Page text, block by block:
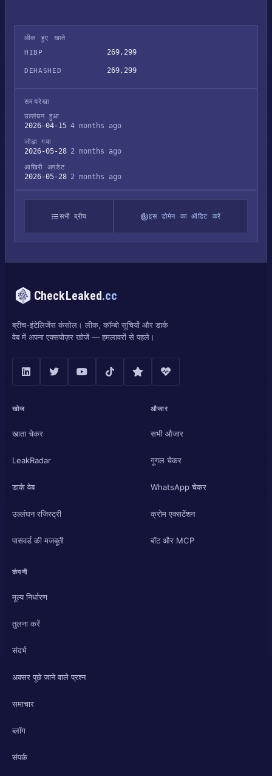
लीक हुए खाते
HIBP
269,299
DEHASHED 269,299
समयरेखा
उल्लंघन हुआ
2026-04-15 4 months ago
जोड़ा गया
2026-05-28 2 months ago
आखिरी अपडेट
2026-05-28 2 months ago
सभी ब्रीच इस डोमेन का ऑडिट करें
CheckLeaked.cc
ब्रीच-इंटेलिजेंस कंसोल। लीक, कॉम्बो सूचियों और डार्क
वेब में अपना एक्सपोज़र खोजें — हमलावरों से पहले।
खोज
खाता चेकर
LeakRadar
डार्क वेब
उल्लंघन रजिस्ट्री
पासवर्ड की मजबूती
औजार
सभी औजार
गूगल चेकर
WhatsApp चेकर
क्रोम एक्सटेंशन
बॉट और MCP
कंपनी
मूल्य निर्धारण
तुलना करें
संदर्भ
अक्सर पूछे जाने वाले प्रश्न
समाचार
ब्लॉग
संपर्क